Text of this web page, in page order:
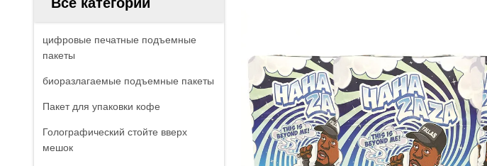
цифровые печатные подъемные
пакеты
биоразлагаемые подъемные пакеты
Пакет для упаковки кофе
Голографический стойте вверх
мешок